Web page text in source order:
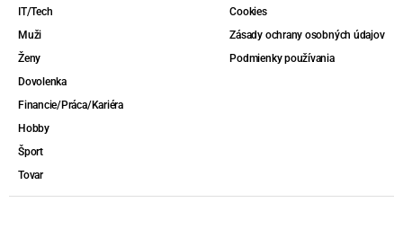
IT/Tech
Muži
Ženy
Dovolenka
Financie/Práca/Kariéra
Hobby
Šport
Tovar
Cookies
Zásady ochrany osobných údajov
Podmienky používania